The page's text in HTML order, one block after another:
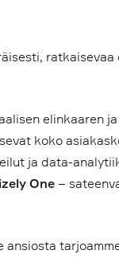
elinkaaren
koko
ja data-
One –
ansiosta